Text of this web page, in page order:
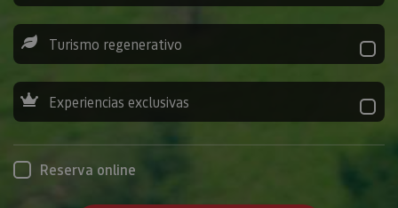
Turismo regenerativo
Experiencias exclusivas
Reserva online